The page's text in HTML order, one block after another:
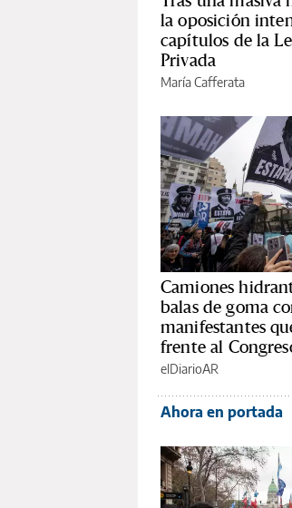
la oposición
capítulos de la
Privada
María Cafferata
Camiones
balas de goma
manifestantes
frente al
elDiarioAR
Ahora en portada